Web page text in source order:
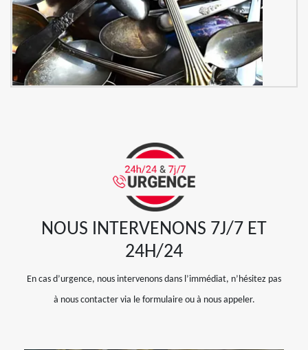
NOUS INTERVENONS 7J/7 ET
24H/24
En cas d’urgence, nous intervenons dans l’immédiat, n’hésitez pas
à nous contacter via le formulaire ou à nous appeler.